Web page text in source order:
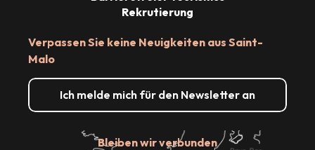
Verpassen Sie keine Neuigkeiten aus Saint-
Malo
Ich melde mich für den Newsletter an
Bleiben wir verbunden
Rekrutierung